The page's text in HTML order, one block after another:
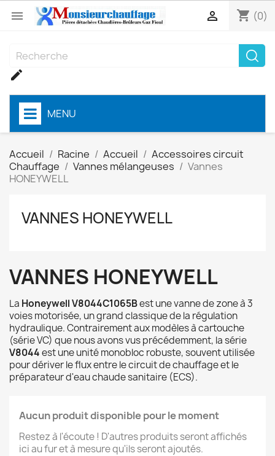
 shopping_cart (0)


MENU
Accueil Racine Accueil
Accessoires circuit
Chauffage
Vannes mélangeuses
Vannes
HONEYWELL
VANNES HONEYWELL
VANNES HONEYWELL
La Honeywell V8044C1065Best une vanne de zone à 3
voies motorisée, un grand classique de la régulation
hydraulique. Contrairement aux modèles à cartouche
(série VC) que nous avons vus précédemment, la série
V8044est une unité monobloc robuste, souvent utilisée
pour dériver le flux entre le circuit de chauffage et le
préparateur d'eau chaude sanitaire (ECS).
Aucun produit disponible pour le moment
Restez à l'écoute ! D'autres produits seront affichés
ici au fur et à mesure qu'ils seront ajoutés.